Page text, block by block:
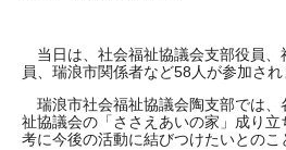
当日は、社会福祉協議会支部役員、
員、瑞浪市関係者など58人が参加され
瑞浪市社会福祉協議会陶支部では、
祉協議会の「ささえあいの家」成り
考に今後の活動に結びつけたいとのこ